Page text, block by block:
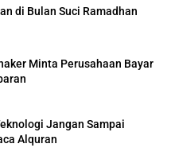
di Bulan Suci Ramadhan
Minta Perusahaan Bayar
Jangan Sampai
Alquran